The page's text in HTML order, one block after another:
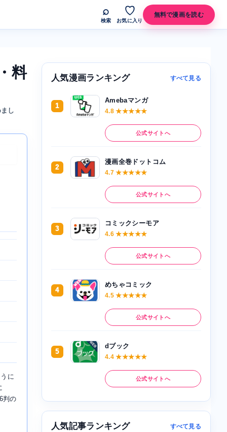
⌕
検索
♡
お気に入り
無料で漫画を読む
料
し
に
判の
人気漫画ランキング すべて見る
1
Amebaマンガ
4.8 ★★★★★
公式サイトへ
2
漫画全巻ドットコム
4.7 ★★★★★
公式サイトへ
3
コミックシーモア
4.6 ★★★★★
公式サイトへ
4
めちゃコミック
4.5 ★★★★★
公式サイトへ
5
dブック
4.4 ★★★★★
公式サイトへ
人気記事ランキング すべて見る